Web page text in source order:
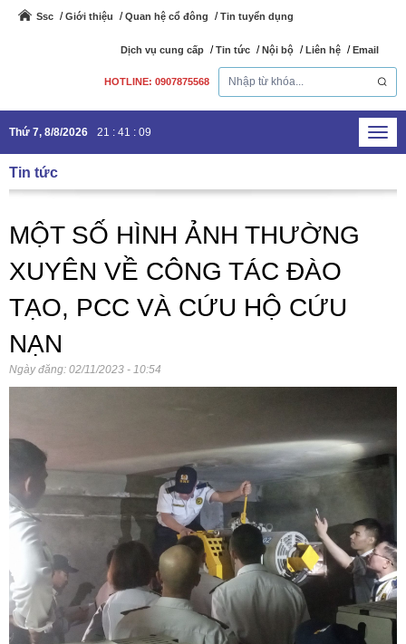
Ssc Giới thiệu Quan hệ cổ đông Tin tuyển dụng
Dịch vụ cung cấp Tin tức Nội bộ Liên hệ Email
HOTLINE: 0907875568
Thứ 7, 8/8/2026 21 : 41 : 10
Tin tức
MỘT SỐ HÌNH ẢNH THƯỜNG
XUYÊN VỀ CÔNG TÁC ĐÀO
TẠO, PCC VÀ CỨU HỘ CỨU
NẠN
Ngày đăng: 02/11/2023 - 10:54